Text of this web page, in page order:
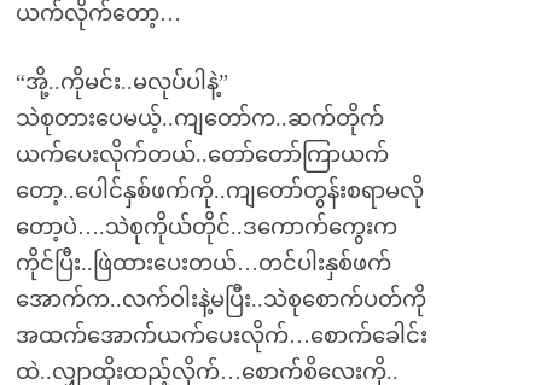
ယက်လိုက်တော့…
“အို့..ကိုမင်း..မလုပ်ပါနဲ့”
သဲစုတားပေမယ့်..ကျတော်က..ဆက်တိုက်
ယက်ပေးလိုက်တယ်..တော်တော်ကြာယက်
တော့..ပေါင်နှစ်ဖက်ကို..ကျတော်တွန်းစရာမလို
တော့ပဲ….သဲစုကိုယ်တိုင်..ဒကောက်ကွေးက
ကိုင်ပြီး..ဖြဲထားပေးတယ်…တင်ပါးနှစ်ဖက်
အောက်က..လက်ဝါးနဲ့မပြီး..သဲစုစောက်ပတ်ကို
အထက်အောက်ယက်ပေးလိုက်…စောက်ခေါင်း
ထဲ..လျှာထိုးထည့်လိုက်…စောက်စိလေးကို..